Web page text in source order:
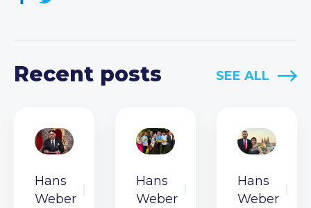
Recent posts SEE ALL
Hans
Weber
Hans
Weber
Hans
Weber